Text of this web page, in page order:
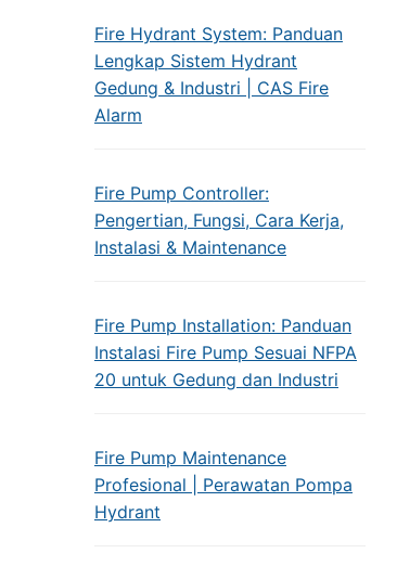
Fire Hydrant System: Panduan
Lengkap Sistem Hydrant
Gedung & Industri | CAS Fire
Alarm
Fire Pump Controller:
Pengertian, Fungsi, Cara Kerja,
Instalasi & Maintenance
Fire Pump Installation: Panduan
Instalasi Fire Pump Sesuai NFPA
20 untuk Gedung dan Industri
Fire Pump Maintenance
Profesional | Perawatan Pompa
Hydrant